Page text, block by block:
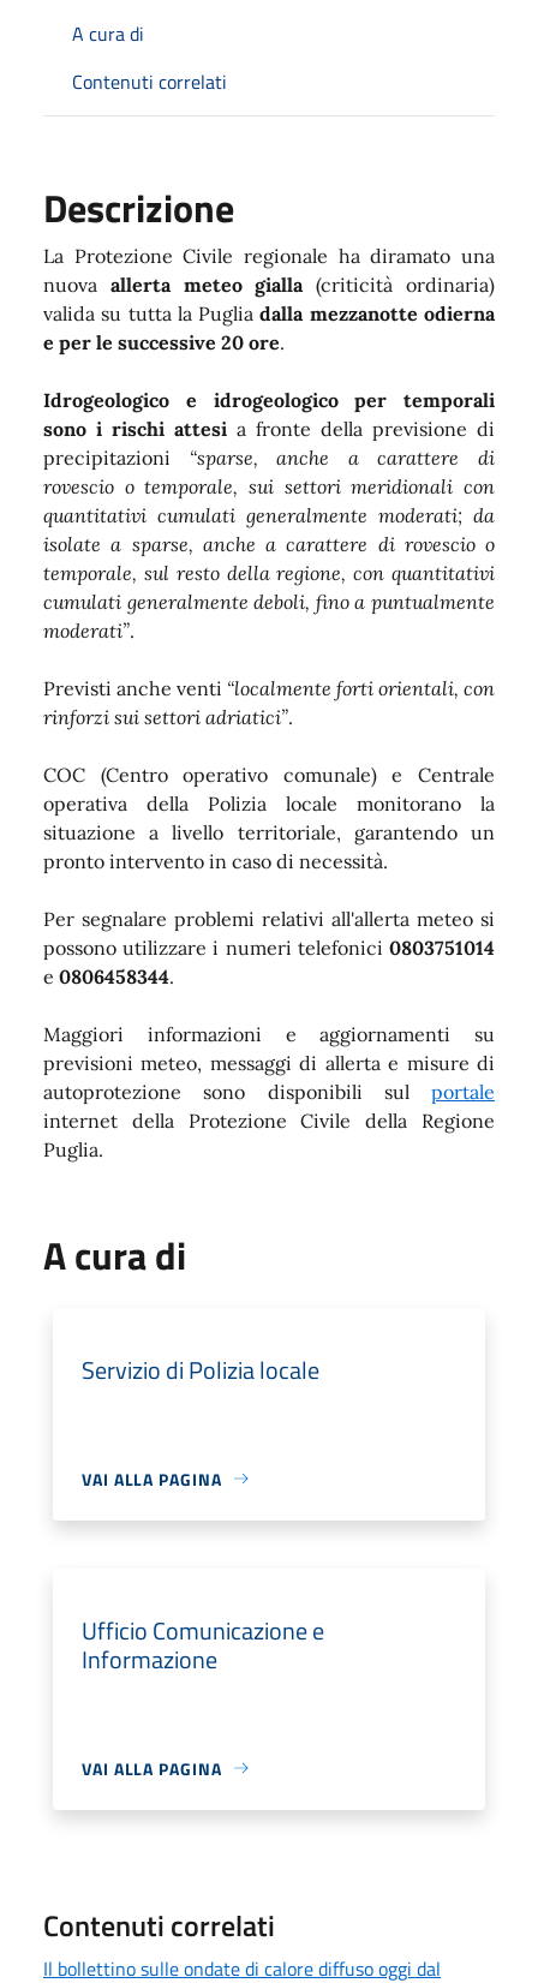
A cura di
Contenuti correlati
Descrizione
La Protezione Civile regionale ha diramato una
nuova allerta meteo gialla (criticità ordinaria)
valida su tutta la Pugliadalla mezzanotte odierna
e per le successive 20 ore.
Idrogeologico e idrogeologico per temporali
sono i rischi attesi a fronte della previsione di
precipitazioni “sparse, anche a carattere di
rovescio o temporale, sui settori meridionali con
quantitativi cumulati generalmente moderati; da
isolate a sparse, anche a carattere di rovescio o
temporale, sul resto della regione, con quantitativi
cumulati generalmente deboli, fino a puntualmente
moderati”.
Previsti anche venti “localmente forti orientali, con
rinforzi sui settori adriatici”.
COC (Centro operativo comunale) e Centrale
operativa della Polizia locale monitorano la
situazione a livello territoriale, garantendo un
pronto intervento in caso di necessità.
Per segnalare problemi relativi all'allerta meteo si
possono utilizzare i numeri telefonici 0803751014
e 0806458344.
Maggiori informazioni e aggiornamenti su
previsioni meteo, messaggi di allerta e misure di
autoprotezione sono disponibili sul portale
internet della Protezione Civile della Regione
Puglia.
A cura di
Servizio di Polizia locale
VAI ALLA PAGINA
Ufficio Comunicazione e
Informazione
VAI ALLA PAGINA
Contenuti correlati
Il bollettino sulle ondate di calore diffuso oggi dal